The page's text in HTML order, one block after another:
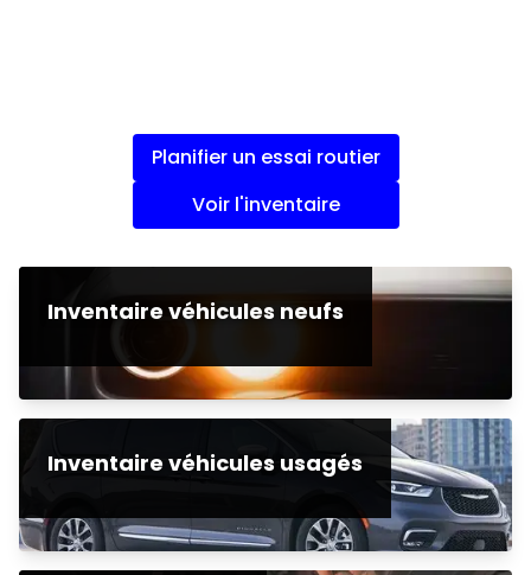
Planifier un essai routier
Voir l'inventaire
Inventaire véhicules neufs
Inventaire véhicules usagés